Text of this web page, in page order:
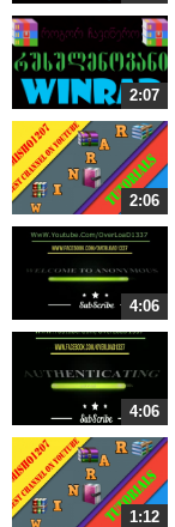
2:07
2:06
4:06
4:06
1:12